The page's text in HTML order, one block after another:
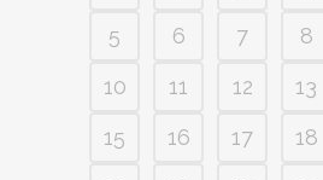
5
6 7 8
10
11 12 13
15
16 17 18